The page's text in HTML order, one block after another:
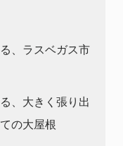
、ラスベガス市
、大きく張り出
の大屋根